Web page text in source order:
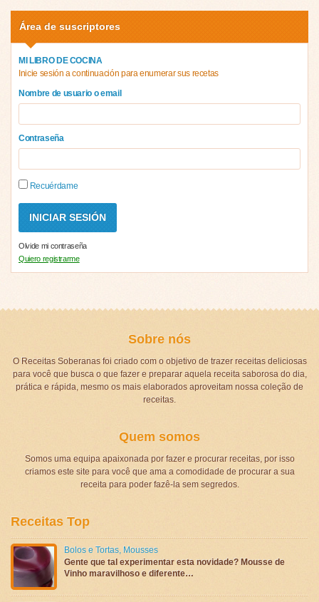
Área de suscriptores
MI LIBRO DE COCINA
Inicie sesión a continuación para enumerar sus recetas
Nombre de usuario o email
Contraseña
Recuérdame
Olvide mi contraseña
Quiero registrarme
Sobre nós
O Receitas Soberanas foi criado com o objetivo de trazer receitas deliciosas
para você que busca o que fazer e preparar aquela receita saborosa do dia,
prática e rápida, mesmo os mais elaborados aproveitam nossa coleção de
receitas.
Quem somos
Somos uma equipa apaixonada por fazer e procurar receitas, por isso
criamos este site para você que ama a comodidade de procurar a sua
receita para poder fazê-la sem segredos.
Receitas Top
Bolos e Tortas, Mousses
Gente que tal experimentar esta novidade? Mousse de
Vinho maravilhoso e diferente…